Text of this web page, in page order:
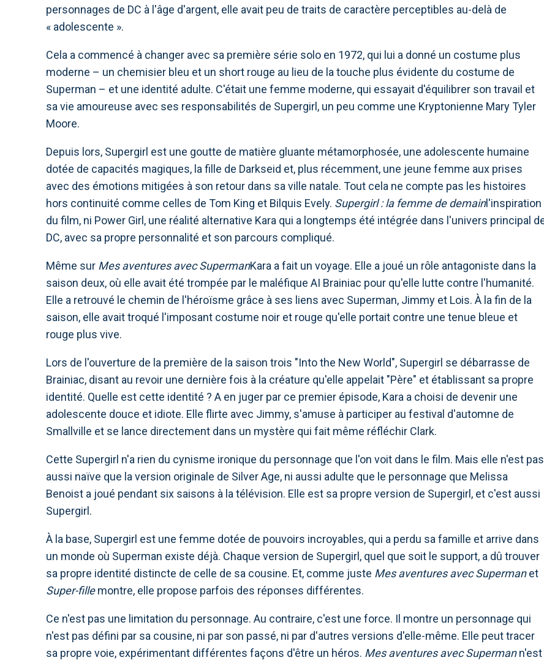
personnages de DC à l'âge d'argent, elle avait peu de traits de caractère perceptibles au-delà de
« adolescente ».
Cela a commencé à changer avec sa première série solo en 1972, qui lui a donné un costume plus
moderne – un chemisier bleu et un short rouge au lieu de la touche plus évidente du costume de
Superman – et une identité adulte. C'était une femme moderne, qui essayait d'équilibrer son travail et
sa vie amoureuse avec ses responsabilités de Supergirl, un peu comme une Kryptonienne Mary Tyler
Moore.
Depuis lors, Supergirl est une goutte de matière gluante métamorphosée, une adolescente humaine
dotée de capacités magiques, la fille de Darkseid et, plus récemment, une jeune femme aux prises
avec des émotions mitigées à son retour dans sa ville natale. Tout cela ne compte pas les histoires
hors continuité comme celles de Tom King et Bilquis Evely. Supergirl : la femme de demainl'inspiration
du film, ni Power Girl, une réalité alternative Kara qui a longtemps été intégrée dans l'univers principal
DC, avec sa propre personnalité et son parcours compliqué.
Même sur Mes aventures avec SupermanKara a fait un voyage. Elle a joué un rôle antagoniste dans la
saison deux, où elle avait été trompée par le maléfique AI Brainiac pour qu'elle lutte contre l'humanité.
Elle a retrouvé le chemin de l'héroïsme grâce à ses liens avec Superman, Jimmy et Lois. À la fin de la
saison, elle avait troqué l'imposant costume noir et rouge qu'elle portait contre une tenue bleue et
rouge plus vive.
Lors de l'ouverture de la première de la saison trois "Into the New World", Supergirl se débarrasse de
Brainiac, disant au revoir une dernière fois à la créature qu'elle appelait "Père" et établissant sa propre
identité. Quelle est cette identité ? A en juger par ce premier épisode, Kara a choisi de devenir une
adolescente douce et idiote. Elle flirte avec Jimmy, s'amuse à participer au festival d'automne de
Smallville et se lance directement dans un mystère qui fait même réfléchir Clark.
Cette Supergirl n'a rien du cynisme ironique du personnage que l'on voit dans le film. Mais elle n'est pas
aussi naïve que la version originale de Silver Age, ni aussi adulte que le personnage que Melissa
Benoist a joué pendant six saisons à la télévision. Elle est sa propre version de Supergirl, et c'est aussi
Supergirl.
À la base, Supergirl est une femme dotée de pouvoirs incroyables, qui a perdu sa famille et arrive dans
un monde où Superman existe déjà. Chaque version de Supergirl, quel que soit le support, a dû trouver
sa propre identité distincte de celle de sa cousine. Et, comme juste Mes aventures avec Supermanet
Super-fillemontre, elle propose parfois des réponses différentes.
Ce n'est pas une limitation du personnage. Au contraire, c'est une force. Il montre un personnage qui
n'est pas défini par sa cousine, ni par son passé, ni par d'autres versions d'elle-même. Elle peut tracer
sa propre voie, expérimentant différentes façons d'être un héros. Mes aventures avec Supermann'est